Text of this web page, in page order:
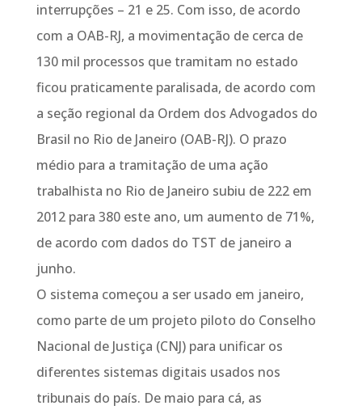
interrupções – 21 e 25. Com isso, de acordo
com a OAB-RJ, a movimentação de cerca de
130 mil processos que tramitam no estado
ficou praticamente paralisada, de acordo com
a seção regional da Ordem dos Advogados do
Brasil no Rio de Janeiro (OAB-RJ). O prazo
médio para a tramitação de uma ação
trabalhista no Rio de Janeiro subiu de 222 em
2012 para 380 este ano, um aumento de 71%,
de acordo com dados do TST de janeiro a
junho.
O sistema começou a ser usado em janeiro,
como parte de um projeto piloto do Conselho
Nacional de Justiça (CNJ) para unificar os
diferentes sistemas digitais usados nos
tribunais do país. De maio para cá, as